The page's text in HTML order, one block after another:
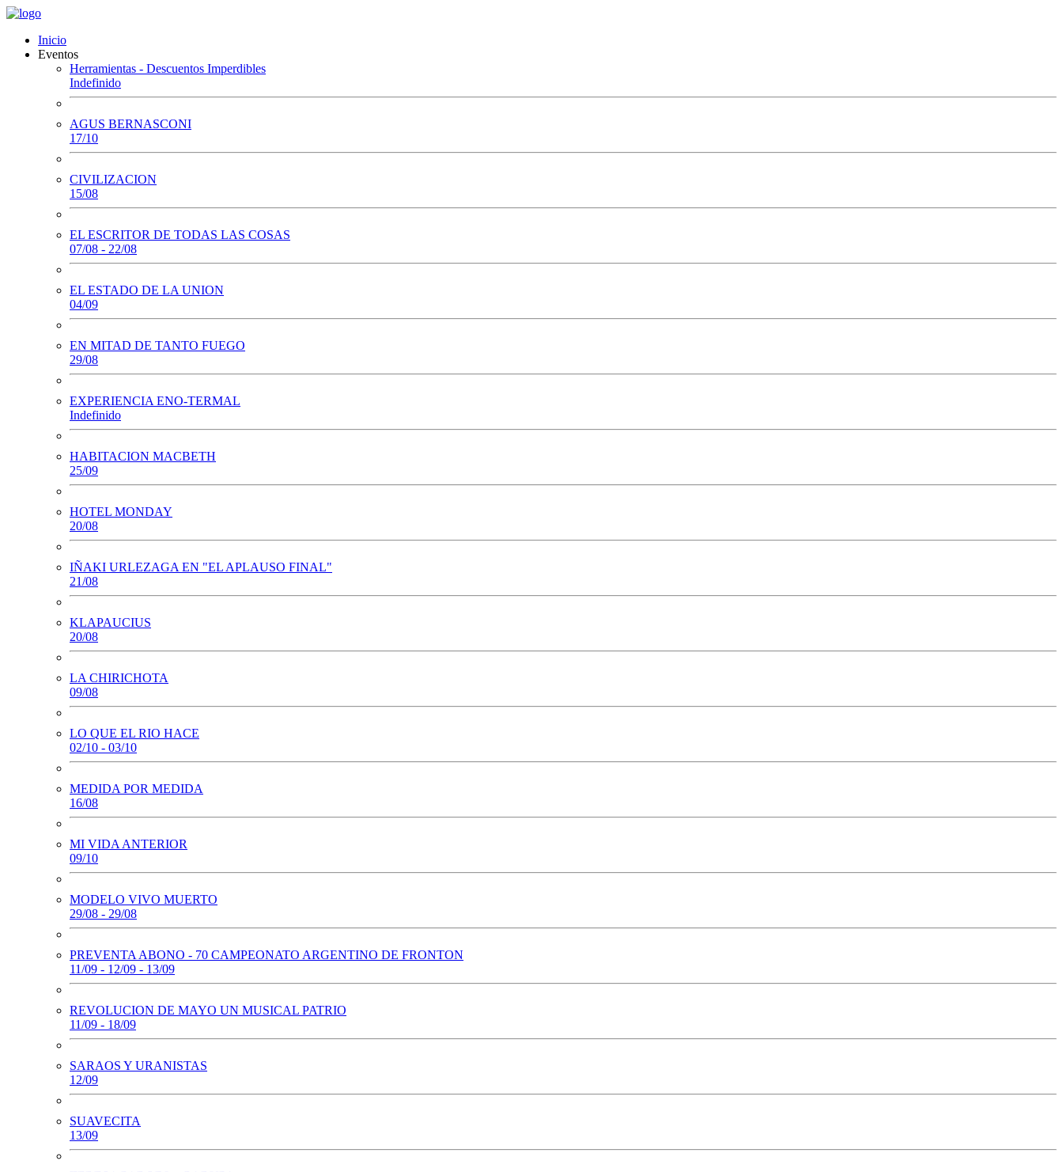
Inicio
Eventos
Herramientas - Descuentos Imperdibles
Indefinido
AGUS BERNASCONI
17/10
CIVILIZACION
15/08
EL ESCRITOR DE TODAS LAS COSAS
07/08 - 22/08
EL ESTADO DE LA UNION
04/09
EN MITAD DE TANTO FUEGO
29/08
EXPERIENCIA ENO-TERMAL
Indefinido
HABITACION MACBETH
25/09
HOTEL MONDAY
20/08
IÑAKI URLEZAGA EN "EL APLAUSO FINAL"
21/08
KLAPAUCIUS
20/08
LA CHIRICHOTA
09/08
LO QUE EL RIO HACE
02/10 - 03/10
MEDIDA POR MEDIDA
16/08
MI VIDA ANTERIOR
09/10
MODELO VIVO MUERTO
29/08 - 29/08
PREVENTA ABONO - 70 CAMPEONATO ARGENTINO DE FRONTON
11/09 - 12/09 - 13/09
REVOLUCION DE MAYO UN MUSICAL PATRIO
11/09 - 18/09
SARAOS Y URANISTAS
12/09
SUAVECITA
13/09